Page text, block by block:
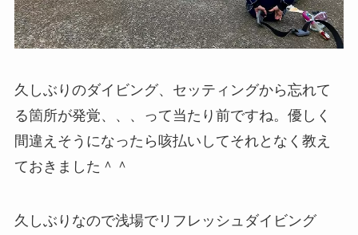
久しぶりのダイビング、セッティングから忘れて
る箇所が発覚、、、って当たり前ですね。優しく
間違えそうになったら咳払いしてそれとなく教え
ておきました＾＾
久しぶりなので浅場でリフレッシュダイビング